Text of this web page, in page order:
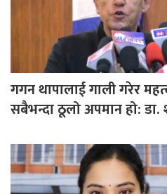
गगन थापालाई गाली गरेर
सबैभन्दा ठूलो अपमान हो: